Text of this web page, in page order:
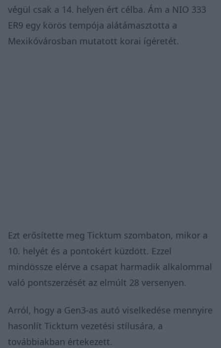
végül csak a 14. helyen ért célba. Ám a NIO 333
ER9 egy körös tempója alátámasztotta a
Mexikóvárosban mutatott korai ígéretét.
Ezt erősítette meg Ticktum szombaton, mikor a
10. helyét és a pontokért küzdött. Ezzel
mindössze elérve a csapat harmadik alkalommal
való pontszerzését az elmúlt 28 versenyen.
Arról, hogy a Gen3-as autó viselkedése mennyire
hasonlít Ticktum vezetési stílusára, a
továbbiakban értekezett.